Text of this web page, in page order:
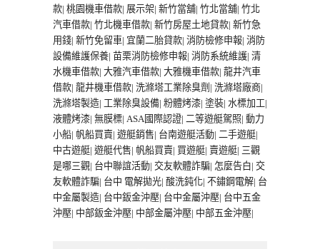
款| 桃園機車借款| 展示架| 新竹當舖| 竹北當舖| 竹北
汽車借款| 竹北機車借款| 新竹房屋土地貸款| 新竹急
用錢| 新竹免留車| 宜蘭二胎貸款| 消防檢修申報| 消防
設備維護保養| 苗栗消防檢修申報| 消防系統維護| 清
水機車借款| 大雅汽車借款| 大雅機車借款| 龍井汽車
借款| 龍井機車借款| 洗滌塔工業除臭劑 | 洗滌塔廠商|
洗滌塔製造| 工業除臭設備| 粉體烤漆| 塗裝| 水標加工|
液體烤漆| 無膜標| ASA國際認證| 二等遊艇駕照| 動力
小船| 帆船買賣| 遊艇銷售| 台南遊艇活動| 二手遊艇|
中古遊艇| 遊艇代售| 帆船買賣| 買遊艇| 賣遊艇| 三觀
是哪三觀| 台中聯誼活動| 交友軟體詐騙| 怎麼告白| 交
友軟體詐騙| 台中 電解拋光| 酸洗鈍化| 不鏽鋼電解| 台
中金屬製造| 台中鈑金沖壓| 台中金屬沖壓| 台中五金
沖壓| 中部鈑金沖壓| 中部金屬沖壓| 中部五金沖壓|